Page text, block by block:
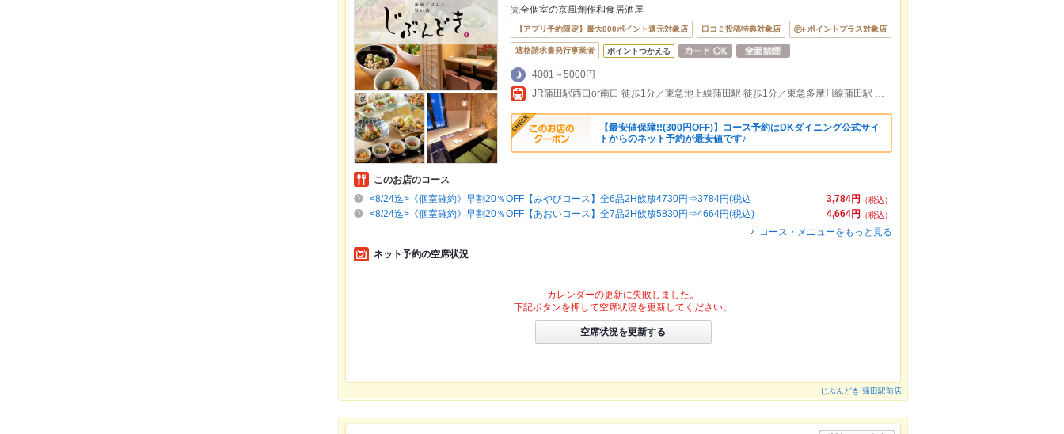
完全個室の京風創作和食居酒屋
【アプリ予約限定】最大800ポイント還元対象店 口コミ投稿特典対象店 ポイントプラス対象店
適格請求書発行事業者 ポイントつかえる
4001～5000円
JR蒲田駅西口or南口 徒歩1分／東急池上線蒲田駅 徒歩1分／東急多摩川線蒲田駅 徒歩1分
【最安値保障!!(300円OFF)】コース予約はDKダイニング公式サイ
トからのネット予約が最安値です♪
このお店のコース
3,784円
（税込）
<8/24迄>《個室確約》早割20％OFF【みやびコース】全6品2H飲放4730円⇒3784円(税込
4,664円
（税込）
<8/24迄>《個室確約》早割20％OFF【あおいコース】全7品2H飲放5830円⇒4664円(税込)
コース・メニューをもっと見る
ネット予約の空席状況
カレンダーの更新に失敗しました。
下記ボタンを押して空席状況を更新してください。
空席状況を更新する
じぶんどき 蒲田駅前店